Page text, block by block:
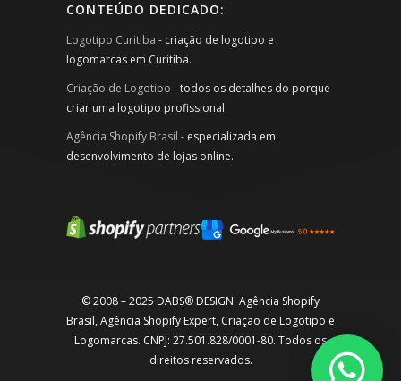
CONTEÚDO DEDICADO:
Logotipo Curitiba - criação de logotipo e
logomarcas em Curitiba.
Criação de Logotipo - todos os detalhes do porque
criar uma logotipo profissional.
Agência Shopify Brasil - especializada em
desenvolvimento de lojas online.
© 2008 – 2025 DABS® DESIGN: Agência Shopify
Brasil, Agência Shopify Expert, Criação de Logotipo e
Logomarcas. CNPJ: 27.501.828/0001-80. Todos os
direitos reservados.